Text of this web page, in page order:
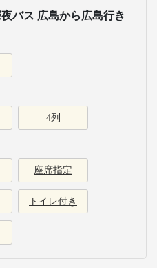
バス 広島から広島行き
4列
座席指定
トイレ付き